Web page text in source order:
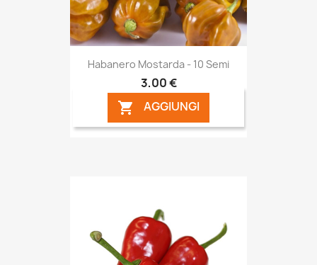
Habanero Mostarda - 10 Semi
3,00 €
 AGGIUNGI